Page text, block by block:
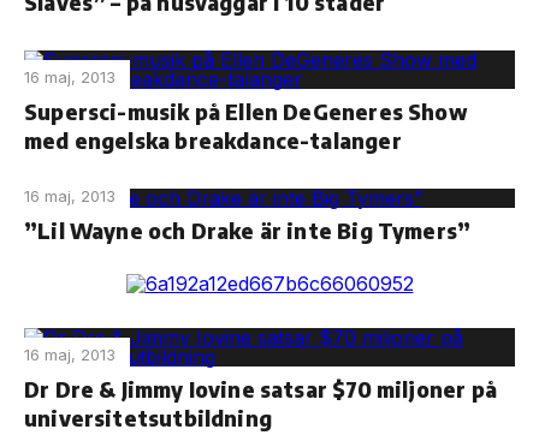
16 maj, 2013
Supersci-musik på Ellen DeGeneres Show
med engelska breakdance-talanger
16 maj, 2013
”Lil Wayne och Drake är inte Big Tymers”
16 maj, 2013
Dr Dre & Jimmy Iovine satsar $70 miljoner på
universitetsutbildning